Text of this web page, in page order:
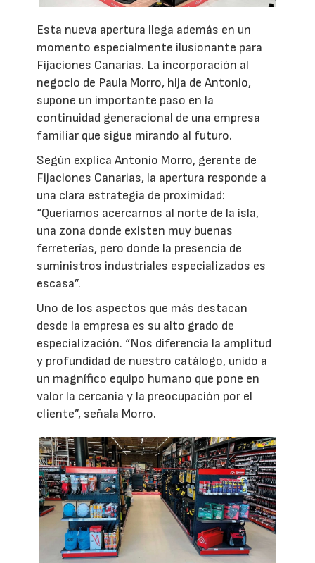
Esta nueva apertura llega además en un
momento especialmente ilusionante para
Fijaciones Canarias. La incorporación al
negocio de Paula Morro, hija de Antonio,
supone un importante paso en la
continuidad generacional de una empresa
familiar que sigue mirando al futuro.
Según explica Antonio Morro, gerente de
Fijaciones Canarias, la apertura responde a
una clara estrategia de proximidad:
“Queríamos acercarnos al norte de la isla,
una zona donde existen muy buenas
ferreterías, pero donde la presencia de
suministros industriales especializados es
escasa”.
Uno de los aspectos que más destacan
desde la empresa es su alto grado de
especialización. “Nos diferencia la amplitud
y profundidad de nuestro catálogo, unido a
un magnífico equipo humano que pone en
valor la cercanía y la preocupación por el
cliente”, señala Morro.